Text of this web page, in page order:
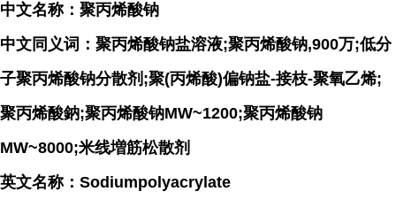
中文名称：聚丙烯酸钠
中文同义词：聚丙烯酸钠盐溶液;聚丙烯酸钠,900万;低分
子聚丙烯酸钠分散剂;聚(丙烯酸)偏钠盐-接枝-聚氧乙烯;
聚丙烯酸鈉;聚丙烯酸钠MW~1200;聚丙烯酸钠
MW~8000;米线増筋松散剂
英文名称：Sodiumpolyacrylate